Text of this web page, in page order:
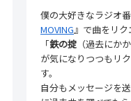
僕の大好きなラジオ
MOVING』で曲をリク
「鉄の掟 （過去にか
が気になりつつもリ
す。
自分もメッセージを